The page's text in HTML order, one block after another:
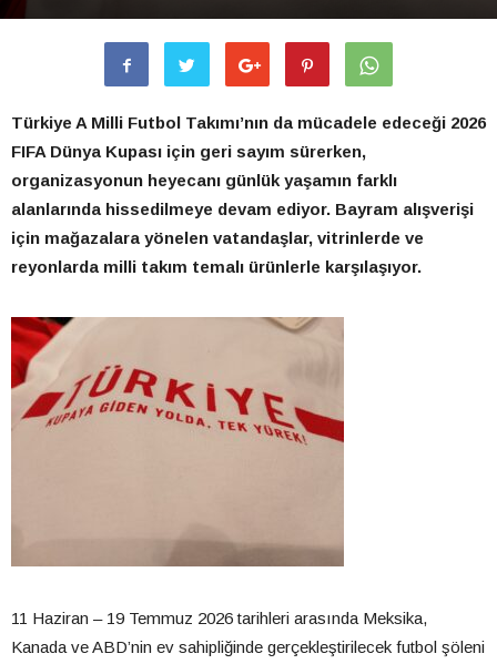
Türkiye A Milli Futbol Takımı’nın da mücadele edeceği 2026
FIFA Dünya Kupası için geri sayım sürerken,
organizasyonun heyecanı günlük yaşamın farklı
alanlarında hissedilmeye devam ediyor. Bayram alışverişi
için mağazalara yönelen vatandaşlar, vitrinlerde ve
reyonlarda milli takım temalı ürünlerle karşılaşıyor.
11 Haziran – 19 Temmuz 2026 tarihleri arasında Meksika,
Kanada ve ABD’nin ev sahipliğinde gerçekleştirilecek futbol şöleni